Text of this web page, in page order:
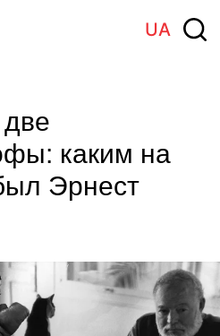
UA
две
каким на
Эрнест